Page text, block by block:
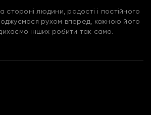
стороні людини, радості і постійного
рухом вперед, кожною його
інших робити так само.